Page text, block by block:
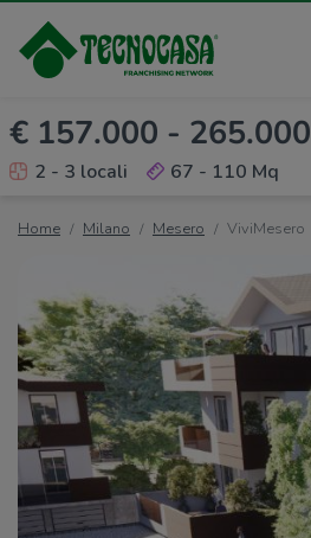
€ 157.000 - 265.000
2 - 3 locali 67 - 110 Mq
Home Milano Mesero ViviMesero